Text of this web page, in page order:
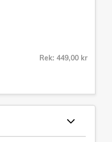
Rek: 449,00 kr